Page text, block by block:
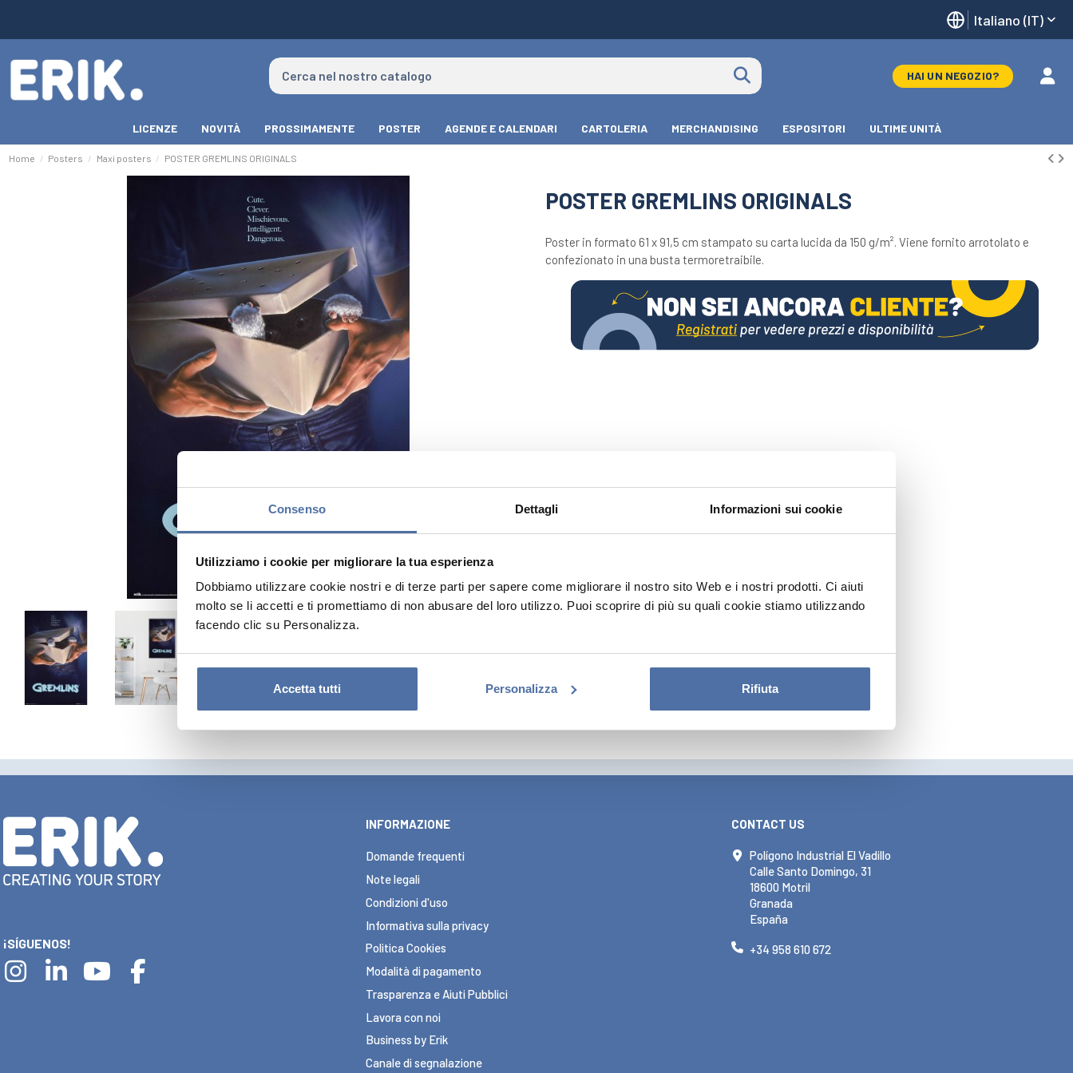
Consenso Dettagli Informazioni sui cookie
Utilizziamo i cookie per migliorare la tua esperienza
Dobbiamo utilizzare cookie nostri e di terze parti per sapere come migliorare il nostro sito Web e i nostri prodotti. Ci aiuti
molto se li accetti e ti promettiamo di non abusare del loro utilizzo. Puoi scoprire di più su quali cookie stiamo utilizzando
facendo clic su Personalizza.
Rifiuta
Personalizza
Accetta tutti
Italiano (IT)
HAI UN NEGOZIO?
LICENZE NOVITÀ PROSSIMAMENTE POSTER AGENDE E CALENDARI CARTOLERIA MERCHANDISING ESPOSITORI ULTIME UNITÀ
Home Posters Maxi posters POSTER GREMLINS ORIGINALS
POSTER GREMLINS ORIGINALS
Poster in formato 61 x 91,5 cm stampato su carta lucida da 150 g/m². Viene fornito arrotolato e
confezionato in una busta termoretraibile.
¡SÍGUENOS!
INFORMAZIONE
Domande frequenti
Note legali
Condizioni d'uso
Informativa sulla privacy
Politica Cookies
Modalità di pagamento
Trasparenza e Aiuti Pubblici
Lavora con noi
Business by Erik
Canale di segnalazione
CONTACT US
Polígono Industrial El Vadillo
Calle Santo Domingo, 31
18600 Motril
Granada
España
+34 958 610 672